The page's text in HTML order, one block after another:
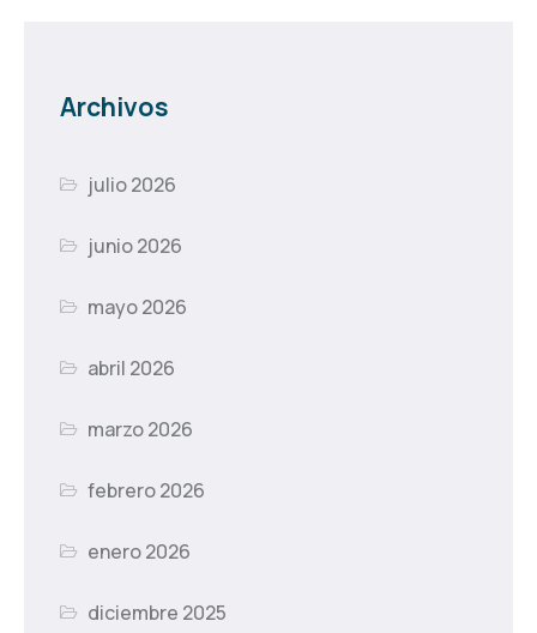
Archivos
julio 2026
junio 2026
mayo 2026
abril 2026
marzo 2026
febrero 2026
enero 2026
diciembre 2025